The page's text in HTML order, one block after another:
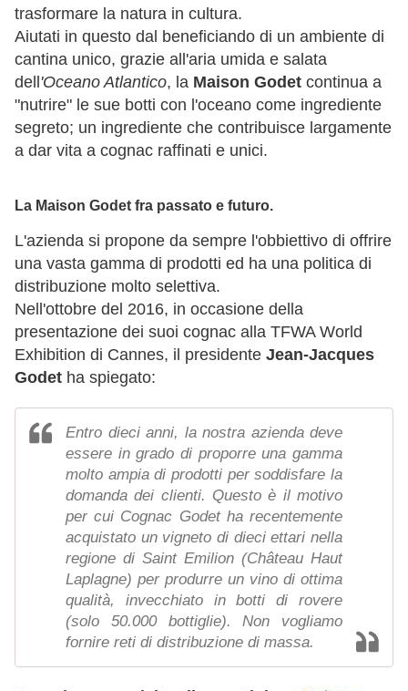
trasformare la natura in cultura.
Aiutati in questo dal beneficiando di un ambiente di
cantina unico, grazie all'aria umida e salata
dell'Oceano Atlantico, la Maison Godet continua a
"nutrire" le sue botti con l'oceano come ingrediente
segreto; un ingrediente che contribuisce largamente
a dar vita a cognac raffinati e unici.
La Maison Godet fra passato e futuro.
L'azienda si propone da sempre l'obbiettivo di offrire
una vasta gamma di prodotti ed ha una politica di
distribuzione molto selettiva.
Nell'ottobre del 2016, in occasione della
presentazione dei suoi cognac alla TFWA World
Exhibition di Cannes, il presidente Jean-Jacques
Godet ha spiegato:
Entro dieci anni, la nostra azienda deve
essere in grado di proporre una gamma
molto ampia di prodotti per soddisfare la
domanda dei clienti. Questo è il motivo
per cui Cognac Godet ha recentemente
acquistato un vigneto di dieci ettari nella
regione di Saint Emilion (Château Haut
Laplagne) per produrre un vino di ottima
qualità, invecchiato in botti di rovere
(solo 50.000 bottiglie). Non vogliamo
fornire reti di distribuzione di massa.